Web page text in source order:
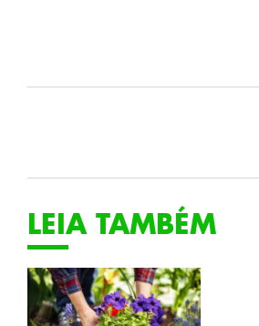
LEIA TAMBÉM